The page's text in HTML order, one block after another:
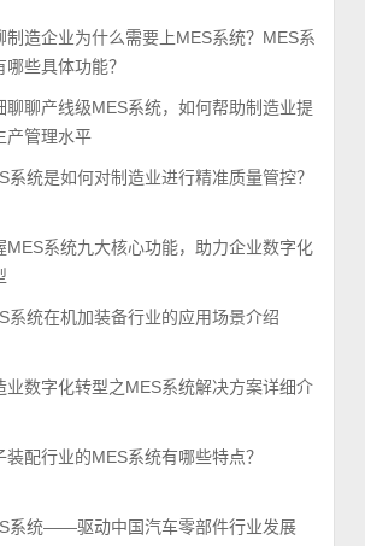
制造企业为什么需要上MES系统？MES系
哪些具体功能？
聊聊产线级MES系统，如何帮助制造业提
产管理水平
系统是如何对制造业进行精准质量管控？
MES系统九大核心功能，助力企业数字化
系统在机加装备行业的应用场景介绍
业数字化转型之MES系统解决方案详细介
装配行业的MES系统有哪些特点？
系统——驱动中国汽车零部件行业发展